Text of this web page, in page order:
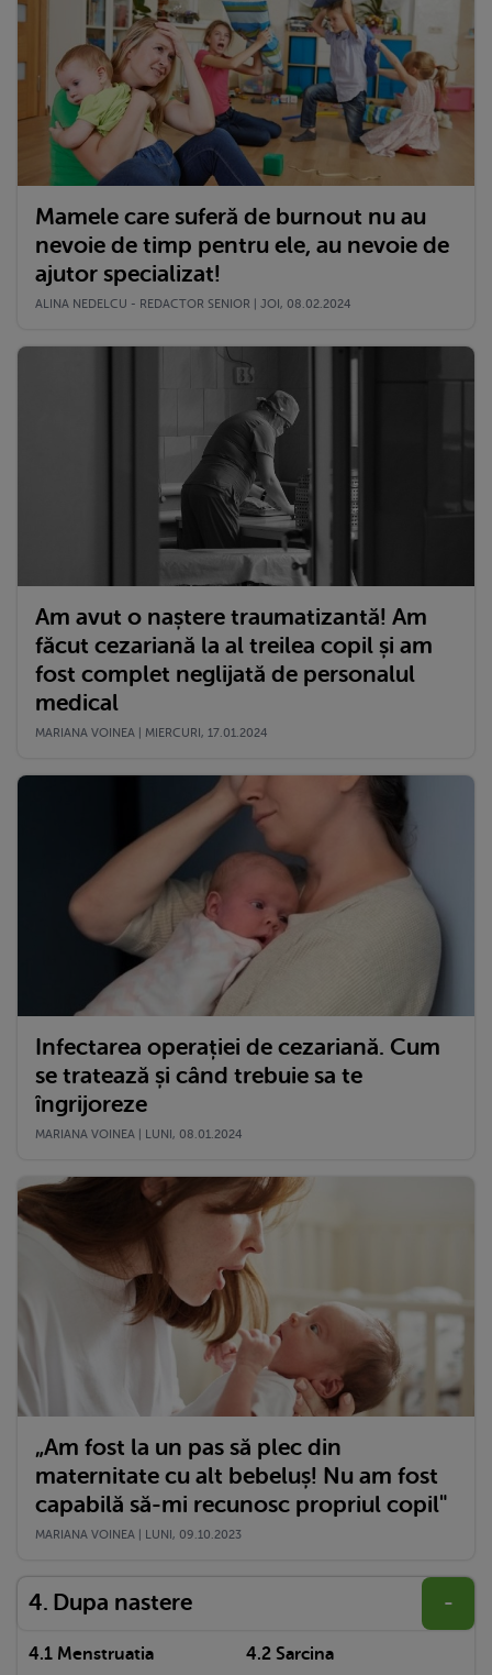
Mamele care suferă de burnout nu au
nevoie de timp pentru ele, au nevoie de
ajutor specializat!
ALINA NEDELCU - REDACTOR SENIOR | JOI, 08.02.2024
Am avut o naștere traumatizantă! Am
făcut cezariană la al treilea copil și am
fost complet neglijată de personalul
medical
MARIANA VOINEA | MIERCURI, 17.01.2024
Infectarea operației de cezariană. Cum
se tratează și când trebuie sa te
îngrijoreze
MARIANA VOINEA | LUNI, 08.01.2024
„Am fost la un pas să plec din
maternitate cu alt bebeluș! Nu am fost
capabilă să-mi recunosc propriul copil"
MARIANA VOINEA | LUNI, 09.10.2023
Dupa nastere -
Menstruatia
Sarcina